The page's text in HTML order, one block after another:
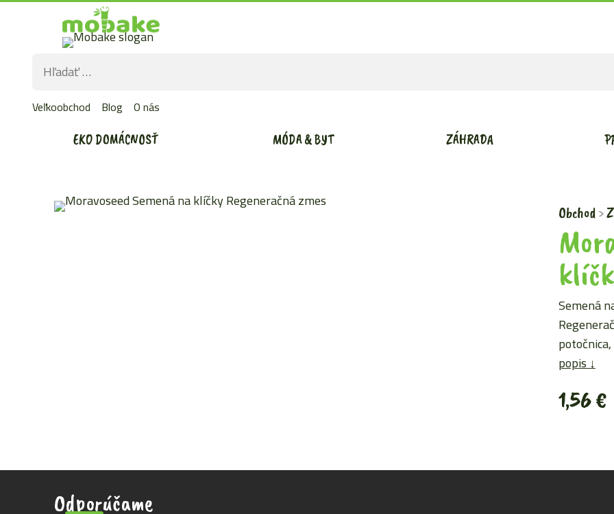
Preskočiť
EKO DOMÁCNOSŤ MÓDA & BYT ZÁHRADA
Veľkoobchod Blog O nás
Hľadať:
Obchod
Semená
popis ↓
1,56€
Odporúčame